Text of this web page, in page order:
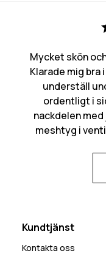
Mycket skön
Klarade mig
underställ
ordentligt i
nackdelen
meshtyg i
alternativ för
Kundtjänst
Kontakta oss